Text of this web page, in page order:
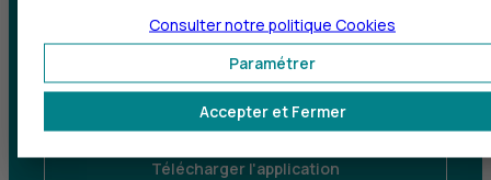
Centre d'aide Trouver une agence
Sourds et
Télécharger l'application
Accepter et Fermer
Paramétrer
Consulter notre politique Cookies